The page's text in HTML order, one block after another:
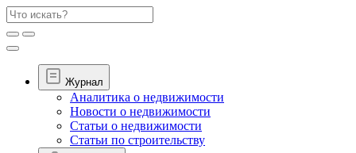
Журнал
Аналитика о недвижимости
Новости о недвижимости
Статьи о недвижимости
Статьи по строительству